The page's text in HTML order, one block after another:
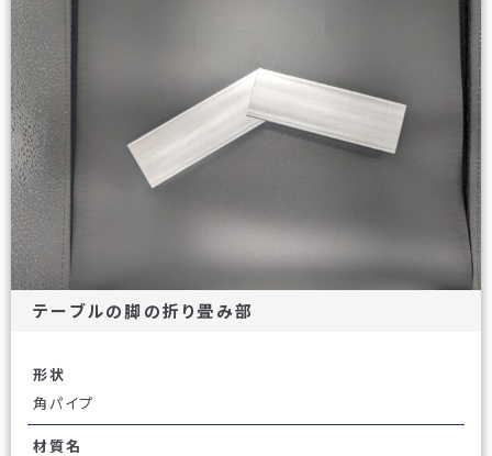
テーブルの脚の折り畳み部
形状
角パイプ
材質名